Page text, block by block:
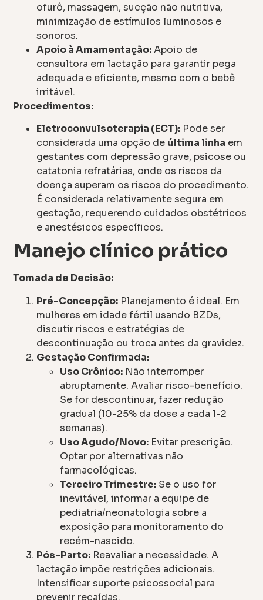
ofurô, massagem, sucção não nutritiva,
minimização de estímulos luminosos e
sonoros.
Apoio à Amamentação:Apoio de
consultora em lactação para garantir pega
adequada e eficiente, mesmo com o bebê
irritável.
Procedimentos:
Eletroconvulsoterapia (ECT): Pode ser
considerada uma opção de última linha em
gestantes com depressão grave, psicose ou
catatonia refratárias, onde os riscos da
doença superam os riscos do procedimento.
É considerada relativamente segura em
gestação, requerendo cuidados obstétricos
e anestésicos específicos.
Manejo clínico prático
Tomada de Decisão:
Pré-Concepção: Planejamento é ideal. Em
mulheres em idade fértil usando BZDs,
discutir riscos e estratégias de
descontinuação ou troca antes da gravidez.
Gestação Confirmada:
Uso Crônico: Não interromper
abruptamente. Avaliar risco-benefício.
Se for descontinuar, fazer redução
gradual (10-25% da dose a cada 1-2
semanas).
Uso Agudo/Novo: Evitar prescrição.
Optar por alternativas não
farmacológicas.
Terceiro Trimestre: Se o uso for
inevitável, informar a equipe de
pediatria/neonatologia sobre a
exposição para monitoramento do
recém-nascido.
Pós-Parto: Reavaliar a necessidade. A
lactação impõe restrições adicionais.
Intensificar suporte psicossocial para
prevenir recaídas.